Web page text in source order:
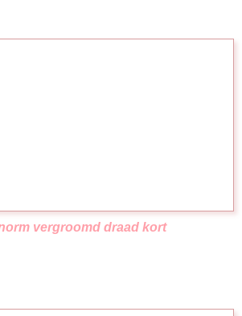
vergroomd draad kort